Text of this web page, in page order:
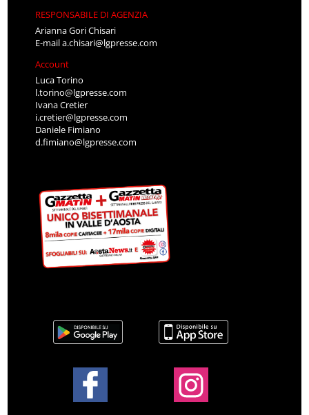
RESPONSABILE DI AGENZIA
Arianna Gori Chisari
E-maila.chisari@lgpresse.com
Account
Luca Torino
l.torino@lgpresse.com
Ivana Cretier
i.cretier@lgpresse.com
Daniele Fimiano
d.fimiano@lgpresse.com